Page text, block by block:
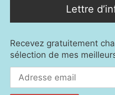
Lettre
Recevez gratuitement
sélection de mes